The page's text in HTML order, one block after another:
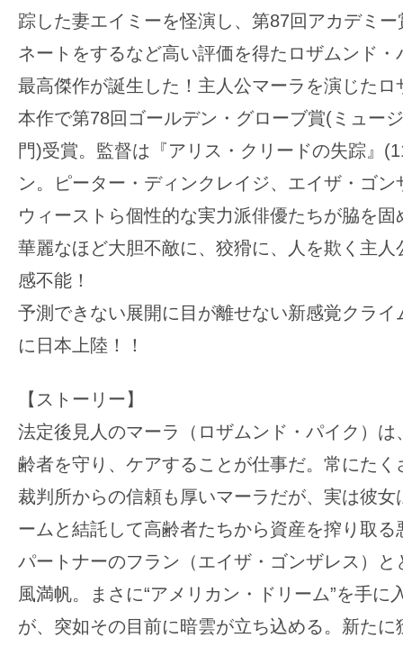
踪した妻エイミーを怪演し、第87回アカデミ
ネートをするなど高い評価を得たロザムンド
最高傑作が誕生した！主人公マーラを演じたロ
本作で第78回ゴールデン・グローブ賞(ミュー
門)受賞。監督は『アリス・クリードの失踪』
ン。ピーター・ディンクレイジ、エイザ・ゴ
ウィーストら個性的な実力派俳優たちが脇を固
華麗なほど大胆不敵に、狡猾に、人を欺く主人
感不能！
予測できない展開に目が離せない新感覚クライ
に日本上陸！！
【ストーリー】
法定後見人のマーラ（ロザムンド・パイク）は
齢者を守り、ケアすることが仕事だ。常にたく
裁判所からの信頼も厚いマーラだが、実は彼
ームと結託して高齢者たちから資産を搾り取
パートナーのフラン（エイザ・ゴンザレス）と
風満帆。まさに“アメリカン・ドリーム”を手に
が、突如その目前に暗雲が立ち込める。新た